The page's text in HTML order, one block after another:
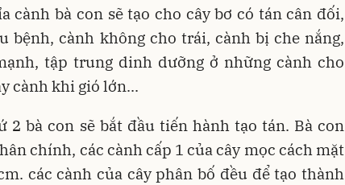
cành bà con sẽ tạo cho cây bơ có tán cân đối,
bệnh, cành không cho trái, cành bị che nắng,
tập trung dinh dưỡng ở những cành cho
cành khi gió lớn...
2 bà con sẽ bắt đầu tiến hành tạo tán. Bà con
chính, các cành cấp 1 của cây mọc cách mặt
các cành của cây phân bố đều để tạo thành